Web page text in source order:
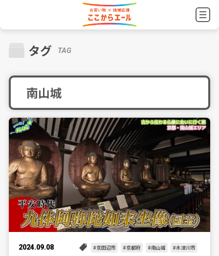
タグ TAG
南山城
2024.09.08 京田辺市 京都府 南山城 木津川市